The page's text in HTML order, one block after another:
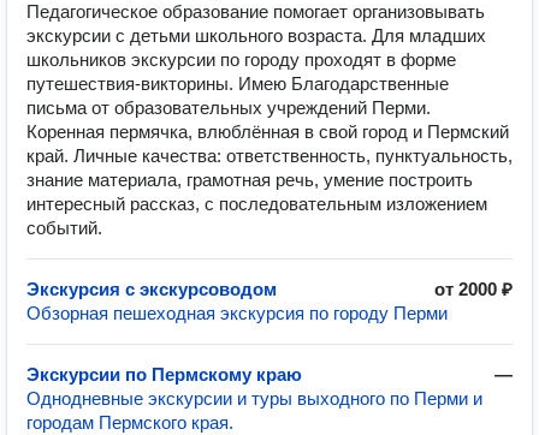
Педагогическое образование помогает организовывать
экскурсии с детьми школьного возраста. Для младших
школьников экскурсии по городу проходят в форме
путешествия-викторины. Имею Благодарственные
письма от образовательных учреждений Перми.
Коренная пермячка, влюблённая в свой город и Пермский
край. Личные качества: ответственность, пунктуальность,
знание материала, грамотная речь, умение построить
интересный рассказ, с последовательным изложением
событий.
Экскурсия с экскурсоводом
от 2000 ₽
Обзорная пешеходная экскурсия по городу Перми
Экскурсии по Пермскому краю
—
Однодневные экскурсии и туры выходного по Перми и
городам Пермского края.